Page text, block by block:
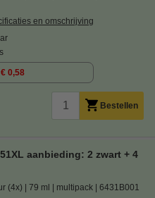
en omschrijving
€ 0,58
Bestellen
aanbieding: 2 zwart + 4
(4x) 79 ml multipack 6431B001